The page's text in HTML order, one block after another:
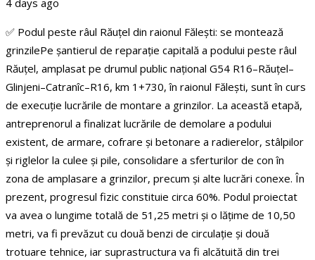
4 days ago
✅ Podul peste râul Răuțel din raionul Fălești: se montează
grinzilePe șantierul de reparație capitală a podului peste râul
Răuțel, amplasat pe drumul public național G54 R16–Răuțel–
Glinjeni–Catranîc–R16, km 1+730, în raionul Fălești, sunt în curs
de execuție lucrările de montare a grinzilor. La această etapă,
antreprenorul a finalizat lucrările de demolare a podului
existent, de armare, cofrare și betonare a radierelor, stâlpilor
și riglelor la culee și pile, consolidare a sferturilor de con în
zona de amplasare a grinzilor, precum și alte lucrări conexe. În
prezent, progresul fizic constituie circa 60%. Podul proiectat
va avea o lungime totală de 51,25 metri și o lățime de 10,50
metri, va fi prevăzut cu două benzi de circulație și două
trotuare tehnice, iar suprastructura va fi alcătuită din trei